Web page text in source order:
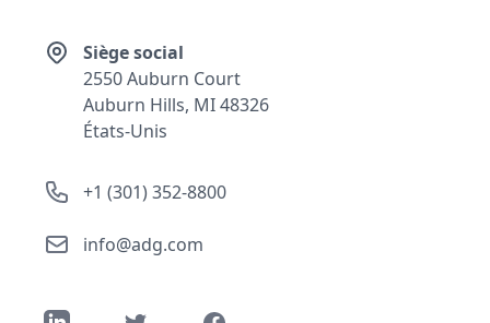
AdresseSiège social
2550 Auburn Court
Auburn Hills, MI 48326
États-Unis
Numéro de téléphone
+1 (301) 352-8800
Courrielinfo@adg.com